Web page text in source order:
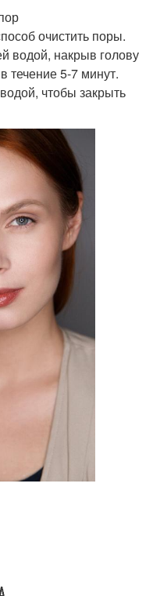
очистить поры.
водой, накрыв голову
течение 5-7 минут.
чтобы закрыть